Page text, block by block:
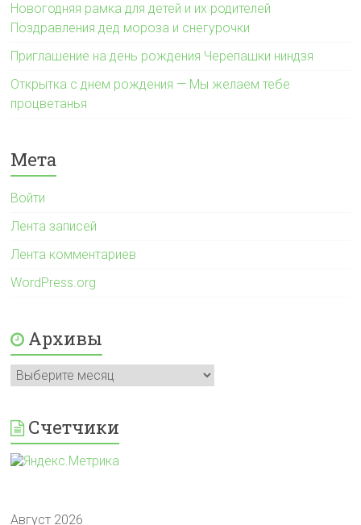
Новогодняя рамка для детей и их родителей
Поздравления дед мороза и снегурочки
Приглашение на день рождения Черепашки ниндзя
Открытка с днем рождения — Мы желаем тебе
процветанья
Мета
Войти
Лента записей
Лента комментариев
WordPress.org
Архивы
Архивы
Счетчики
Август 2026